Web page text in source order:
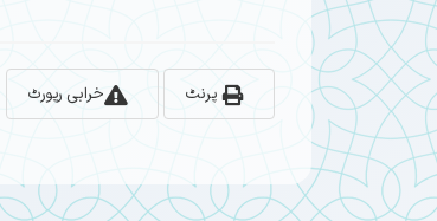
خرابی رپورٹ پرنٹ